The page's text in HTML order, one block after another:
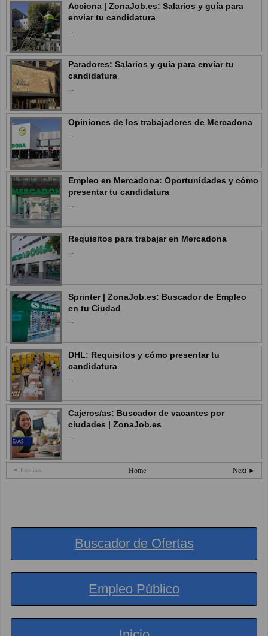
Acciona | ZonaJob.es: Salarios y guía para
enviar tu candidatura
...
Paradores: Salarios y guía para enviar tu
candidatura
...
Opiniones de los trabajadores de Mercadona
...
Empleo en Mercadona: Oportunidades y cómo
presentar tu candidatura
...
Requisitos para trabajar en Mercadona
...
Sprinter | ZonaJob.es: Buscador de Empleo
en tu Ciudad
...
DHL: Requisitos y cómo presentar tu
candidatura
...
Cajeros/as: Buscador de vacantes por
ciudades | ZonaJob.es
...
◄ Previous Next ►
Home
Buscador de Ofertas
Empleo Público